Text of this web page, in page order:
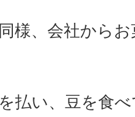
様、会社から
払い、豆を食